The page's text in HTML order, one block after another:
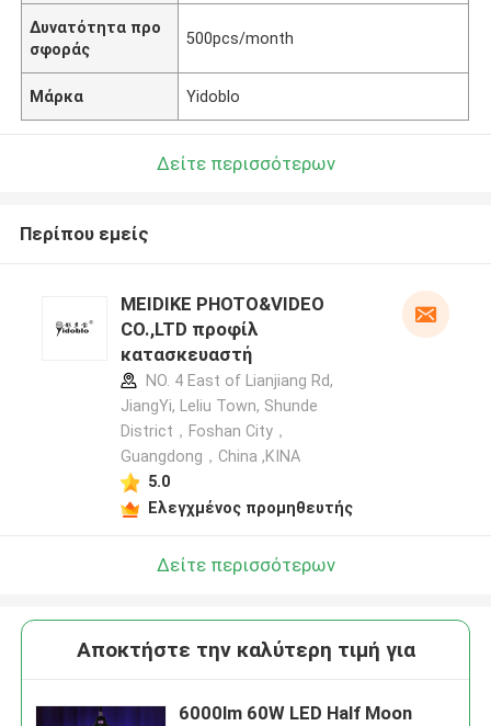
Δυνατότητα προ
σφοράς
500pcs/month
Μάρκα Yidoblo
Δείτε περισσότερων
Περίπου εμείς
MEIDIKE PHOTO&VIDEO
CO.,LTD προφίλ
κατασκευαστή
NO. 4 East of Lianjiang Rd,
JiangYi, Leliu Town, Shunde
District，Foshan City，
Guangdong，China ,ΚΙΝΑ
5.0
Ελεγχμένος προμηθευτής
Δείτε περισσότερων
Αποκτήστε την καλύτερη τιμή για
6000lm 60W LED Half Moon